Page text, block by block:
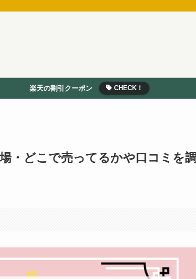
楽天の割引クーポン CHECK！
・どこで売ってるかや口コミを調